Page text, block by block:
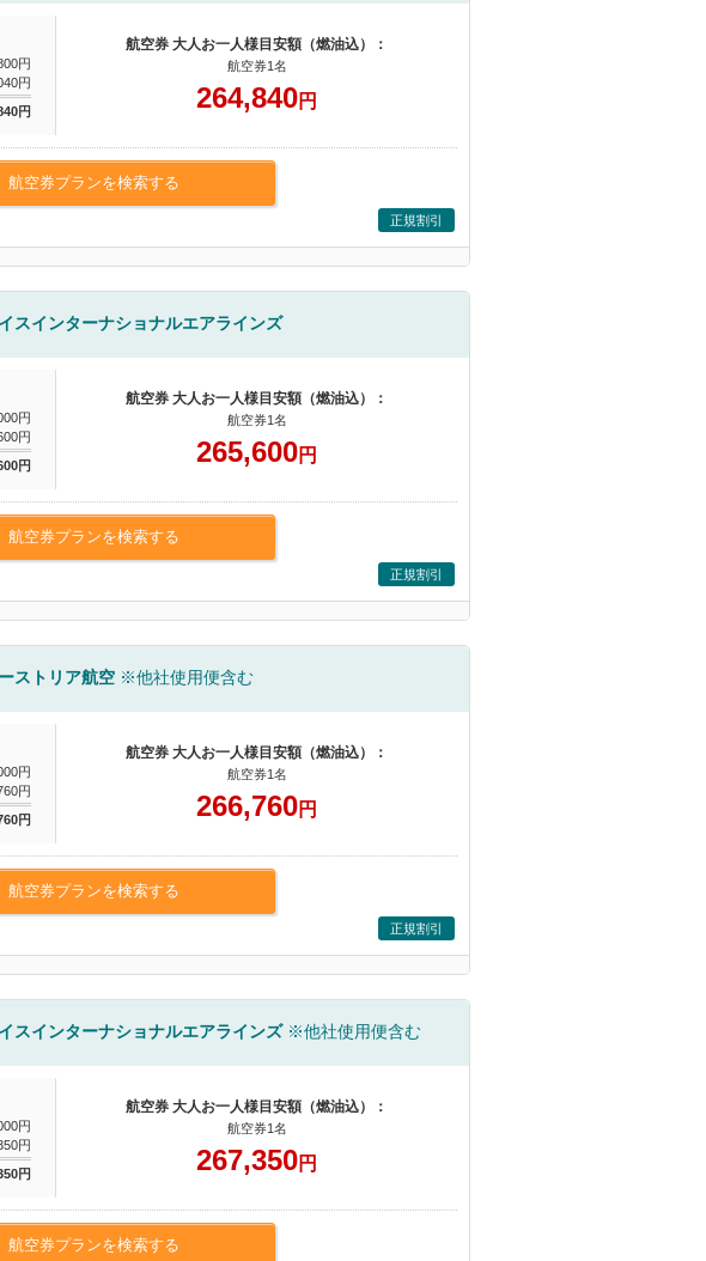
円
円
円
航空券 大人お一人様目安額（燃油込）：
航空券1名
264,840円
航空券プランを検索する
正規割引
スインターナショナルエアラインズ
円
円
円
航空券 大人お一人様目安額（燃油込）：
航空券1名
265,600円
航空券プランを検索する
正規割引
ストリア航空 ※他社使用便含む
円
円
円
航空券 大人お一人様目安額（燃油込）：
航空券1名
266,760円
航空券プランを検索する
正規割引
スインターナショナルエアラインズ※他社使用便含む
円
円
円
航空券 大人お一人様目安額（燃油込）：
航空券1名
267,350円
航空券プランを検索する